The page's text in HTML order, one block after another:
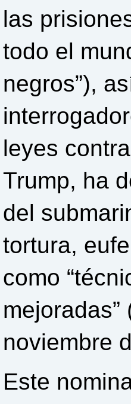
las
todo el
negros”),
leyes
Trump, ha
del
tortura,
como
mejoradas”
noviembre
Este